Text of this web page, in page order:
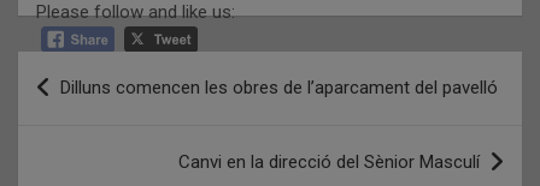
Please follow and like us:
Navegació
d'entrades
Dilluns comencen les obres de l’aparcament del pavelló
Canvi en la direcció del Sènior Masculí